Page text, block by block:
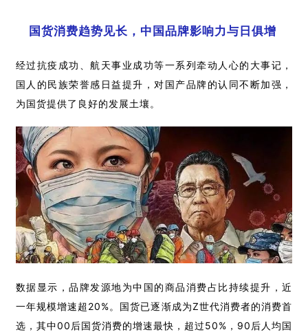
国货消费趋势见长，中国品牌影响力与日俱增
经过抗疫成功、航天事业成功等一系列牵动人心的大事记，
国人的民族荣誉感日益提升，对国产品牌的认同不断加强，
为国货提供了良好的发展土壤。
数据显示，品牌发源地为中国的商品消费占比持续提升，近
一年规模增速超20%。国货已逐渐成为Z世代消费者的消费首
选，其中00后国货消费的增速最快，超过50%，90后人均国